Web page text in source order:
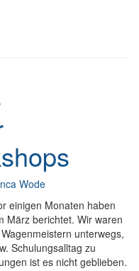
Wode
einigen Monaten haben
März berichtet. Wir waren
unterwegs,
Schulungsalltag zu
ist es nicht geblieben.